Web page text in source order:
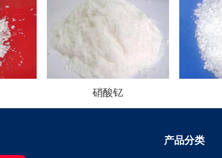
硝酸钇
产品分类